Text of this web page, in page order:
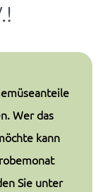
Wer das
kann
Sie unter